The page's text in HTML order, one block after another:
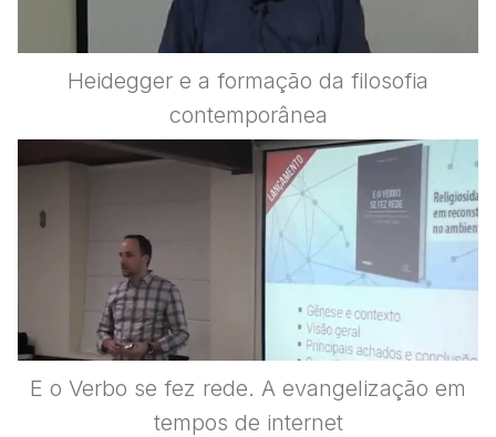
Heidegger e a formação da filosofia
contemporânea
E o Verbo se fez rede. A evangelização em
tempos de internet